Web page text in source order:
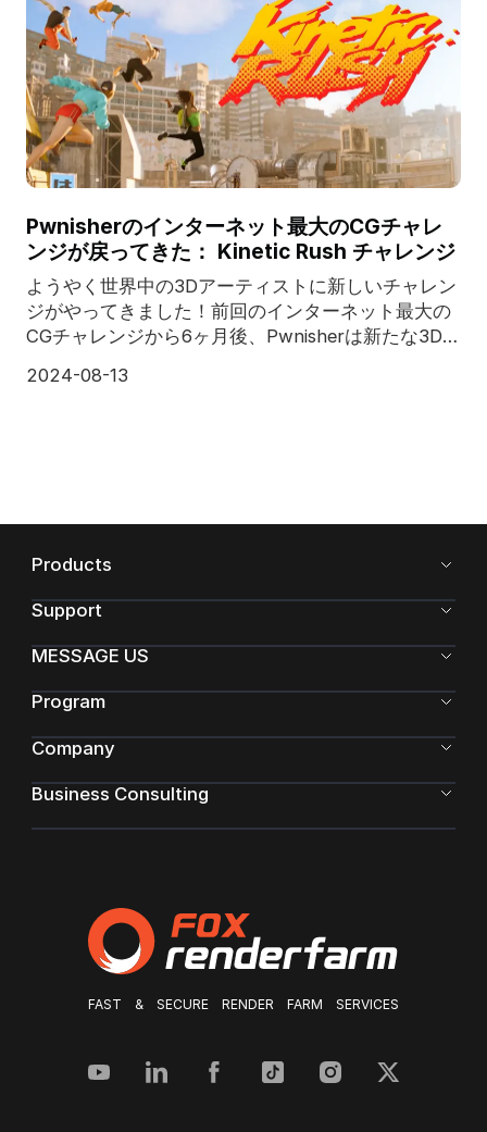
Pwnisherのインターネット最大のCGチャレ
ンジが戻ってきた： Kinetic Rush チャレンジ
ようやく世界中の3Dアーティストに新しいチャレン
ジがやってきました！前回のインターネット最大の
CGチャレンジから6ヶ月後、Pwnisherは新たな3Dコ
開催します！CG業界をリードするクラウドレンダリ
2024-08-13
FAST & SECURE RENDER FARM SERVICES
Products
Support
MESSAGE US
Program
Company
Business Consulting